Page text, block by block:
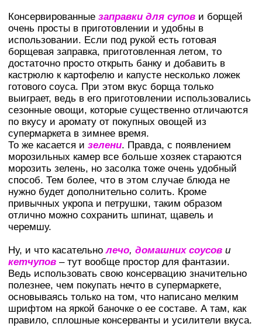
Консервированные заправки для супов и борщей
очень просты в приготовлении и удобны в
использовании. Если под рукой есть готовая
борщевая заправка, приготовленная летом, то
достаточно просто открыть банку и добавить в
кастрюлю к картофелю и капусте несколько ложек
готового соуса. При этом вкус борща только
выиграет, ведь в его приготовлении использовались
сезонные овощи, которые существенно отличаются
по вкусу и аромату от покупных овощей из
супермаркета в зимнее время.
То же касается и зелени. Правда, с появлением
морозильных камер все больше хозяек стараются
морозить зелень, но засолка тоже очень удобный
способ. Тем более, что в этом случае блюда не
нужно будет дополнительно солить. Кроме
привычных укропа и петрушки, таким образом
отлично можно сохранить шпинат, щавель и
черемшу.
Ну, и что касательнолечо, домашних соусов и
кетчупов – тут вообще простор для фантазии.
Ведь использовать свою консервацию значительно
полезнее, чем покупать нечто в супермаркете,
основываясь только на том, что написано мелким
шрифтом на яркой баночке о ее составе. А там, как
правило, сплошные консерванты и усилители вкуса.